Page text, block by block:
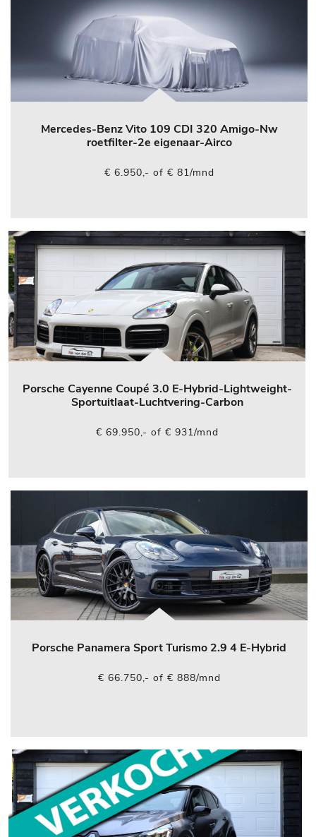
Mercedes-Benz Vito 109 CDI 320 Amigo-Nw
roetfilter-2e eigenaar-Airco
€ 6.950,- of € 81/mnd
Porsche Cayenne Coupé 3.0 E-Hybrid-Lightweight-
Sportuitlaat-Luchtvering-Carbon
€ 69.950,- of € 931/mnd
Porsche Panamera Sport Turismo 2.9 4 E-Hybrid
€ 66.750,- of € 888/mnd